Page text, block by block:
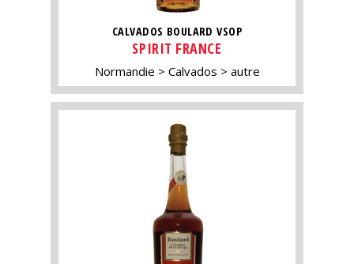
CALVADOS BOULARD VSOP
SPIRIT FRANCE
Normandie Calvados autre